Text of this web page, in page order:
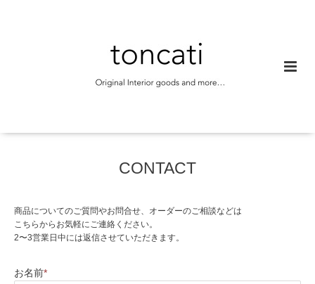
CONTACT
商品についてのご質問やお問合せ、オーダーのご相談などは
こちらからお気軽にご連絡ください。
2〜3営業日中には返信させていただきます。
お名前*